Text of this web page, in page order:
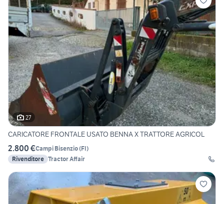
27
CARICATORE FRONTALE USATO BENNA X TRATTORE AGRICOL
2.800 €Campi Bisenzio(FI)
Rivenditore Tractor Affair